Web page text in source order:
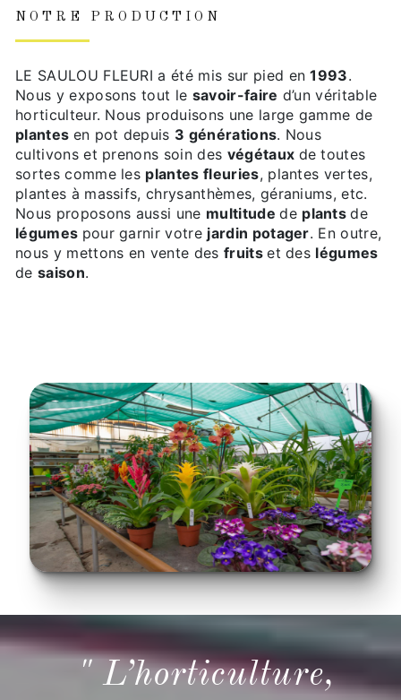
NOTRE PRODUCTION
LE SAULOU FLEURI a été mis sur pied en1993.
Nous y exposons tout le savoir-faire d’un véritable
horticulteur. Nous produisons une large gamme de
plantes en pot depuis 3 générations. Nous
cultivons et prenons soin des végétaux de toutes
sortes comme les plantes fleuries, plantes vertes,
plantes à massifs, chrysanthèmes, géraniums, etc.
Nous proposons aussi une multitudede plantsde
légumes pour garnir votre jardin potager. En outre,
nous y mettons en vente des fruitset des légumes
de saison.
" L’horticulture,